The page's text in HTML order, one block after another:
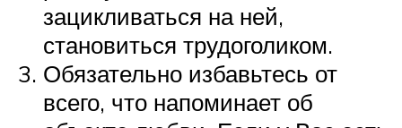
зацикливаться на ней,
становиться трудоголиком.
Обязательно избавьтесь от
всего, что напоминает об